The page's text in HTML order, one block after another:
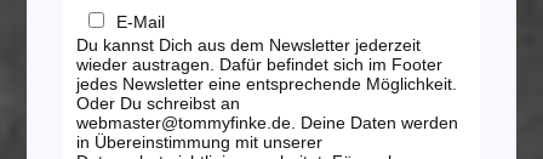
E-Mail
Du kannst Dich aus dem Newsletter jederzeit
wieder austragen. Dafür befindet sich im Footer
jedes Newsletter eine entsprechende Möglichkeit.
Oder Du schreibst an
webmaster@tommyfinke.de. Deine Daten werden
in Übereinstimmung mit unserer